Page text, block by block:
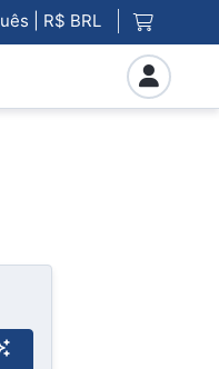
| R$ BRL